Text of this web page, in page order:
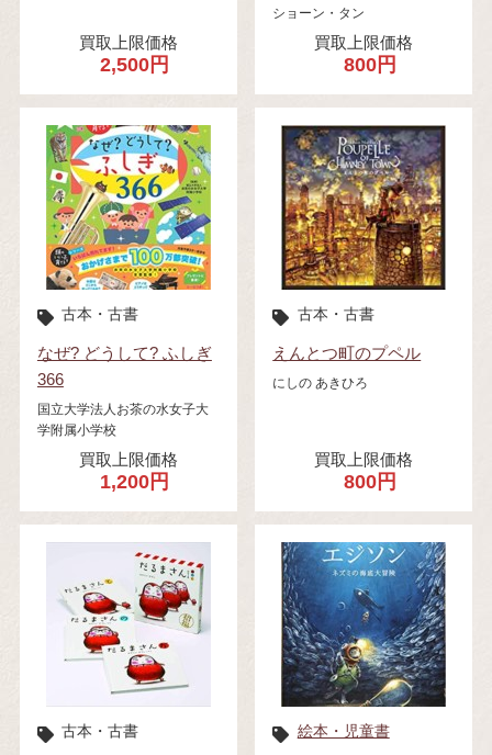
買取上限価格
2,500円
ショーン・タン
買取上限価格
800円
古本・古書
なぜ? どうして? ふしぎ
366
国立大学法人お茶の水女子大
学附属小学校
買取上限価格
1,200円
古本・古書
えんとつ町のプペル
にしの あきひろ
買取上限価格
800円
古本・古書 絵本・児童書